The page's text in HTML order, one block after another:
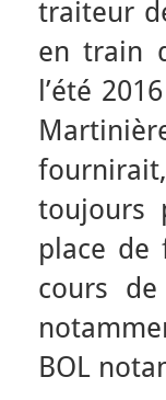
traiteur
en train
l’été
toujours
place de
cours
BOL